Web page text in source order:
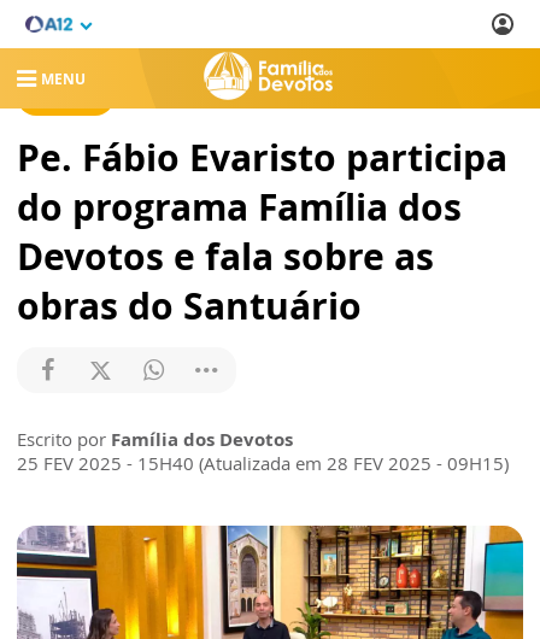
MENU
Pe. Fábio Evaristo participa
do programa Família dos
Devotos e fala sobre as
obras do Santuário
Escrito por Família dos Devotos
25 FEV 2025 - 15H40 (Atualizada em 28 FEV 2025 - 09H15)